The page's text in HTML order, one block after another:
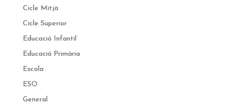
Cicle Mitjà
Cicle Superior
Educació Infantil
Educació Primària
Escola
ESO
General